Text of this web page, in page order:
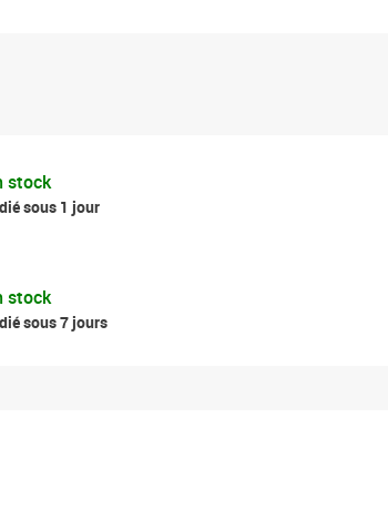
stock
sous 1 jour
stock
sous 7 jours